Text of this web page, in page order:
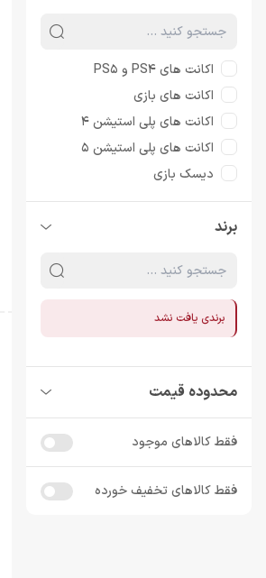
اکانت های PS4 و PS5
اکانت های بازی
اکانت های پلی استیشن 4
اکانت های پلی استیشن 5
دیسک بازی
دیسک بازی PS4
برند
برندی یافت نشد
محدوده قیمت
فقط کالاهای موجود
فقط کالاهای تخفیف خورده